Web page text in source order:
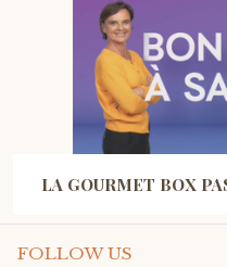
LA GOURMET BOX
FOLLOW US